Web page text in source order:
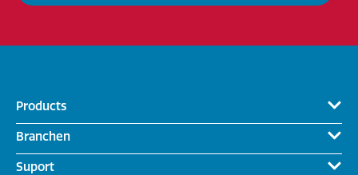
Products
Branchen
Suport